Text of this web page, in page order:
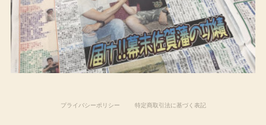
プライバシーポリシー 特定商取引法に基づく表記